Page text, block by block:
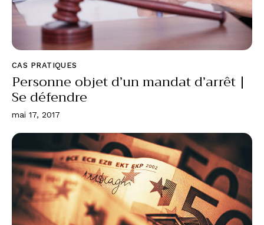
CAS PRATIQUES
Personne objet d’un mandat d’arrêt |
Se défendre
mai 17, 2017